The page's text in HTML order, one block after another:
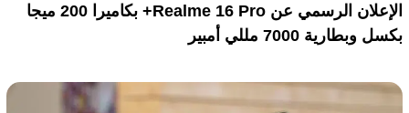
الإعلان الرسمي عن Realme 16 Pro+ بكاميرا 200 ميجا
بكسل وبطارية 7000 مللي أمبير